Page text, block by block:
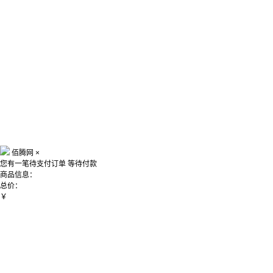
佰腾网 ×
您有一笔待支付订单 等待付款
商品信息：
总价：
￥